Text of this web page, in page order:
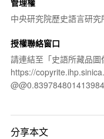
中央研究院歷史語言研
授權聯絡窗口
請連結至「史語所藏品圖
https://
分享本文